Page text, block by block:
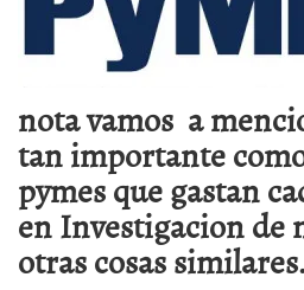
nota vamos a
tan importante
pymes que gastan
en Investigacion de
otras cosas similares.